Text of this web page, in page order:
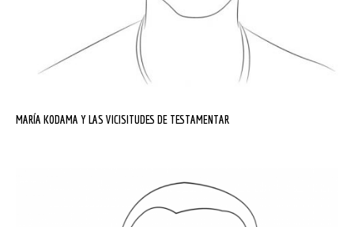
MARÍA KODAMA Y LAS VICISITUDES DE TESTAMENTAR